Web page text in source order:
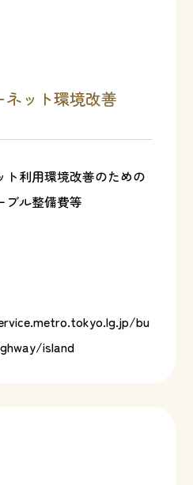
ネット環境改善
ト利用環境改善のための
ブル整備費等
bu
island